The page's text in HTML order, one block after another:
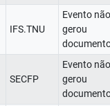
IFS.TNU
Evento não
gerou
SECFP
Evento não
gerou